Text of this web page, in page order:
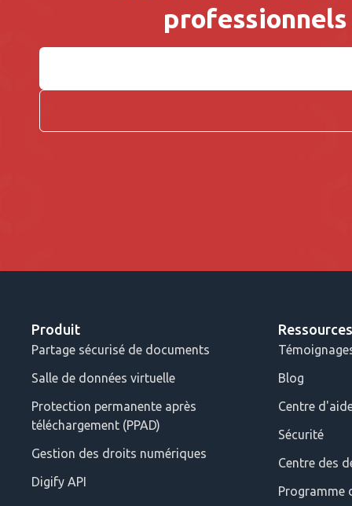
professionnels
Produit
Partage sécurisé de documents
Salle de données virtuelle
Protection permanente après
téléchargement (PPAD)
Gestion des droits numériques
Digify API
Ressources
Blog
Centre
Sécurité
Centre des
Programme